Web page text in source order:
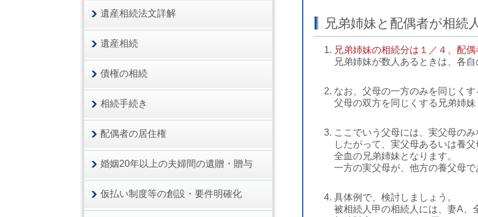
兄弟姉妹と配偶者が相続
兄弟姉妹の相続分は１／４、配偶
兄弟姉妹が数人あるときは、各
なお、父母の一方のみを同じく
父母の双方を同じくする兄弟姉
ここでいう父母には、実父母のみ
したがって、実父母あるいは養
全血の兄弟姉妹となります。
一方の実父母が、他方の養父母で
具体例で、検討しましょう。
被相続人甲の相続人には、妻A、
遺産相続法文詳解
遺産相続
債権の相続
相続手続き
配偶者の居住権
婚姻20年以上の夫婦間の遺贈・贈与
仮払い制度等の創設・要件明確化